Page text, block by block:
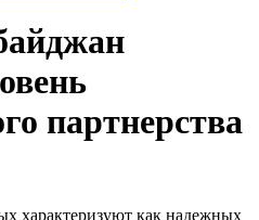
партнерства
характеризуют как надежных